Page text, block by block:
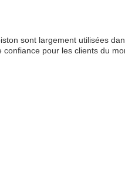
sont largement utilisées
pour les clients du